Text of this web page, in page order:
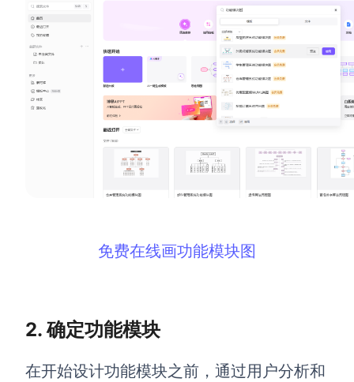
AI生成流程图
AI生成用户旅程图
AI生成甘特图
AI生成组织结构图
AI生成商业画布
AI生成SWOT分析
AI生成PEST分析
AI生成5Why分析
AI生成时间管理四象限
AI生成Smart分析
AI生成波士顿矩阵 AI写作
免费在线画功能模块图
2. 确定功能模块
在开始设计功能模块之前，通过用户分析和